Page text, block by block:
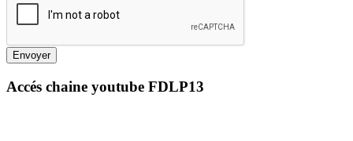
Envoyer
Accés chaine youtube FDLP13